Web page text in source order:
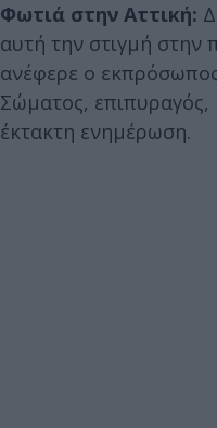
Φωτιά στην Αττική:
αυτή την στιγμή στην
ανέφερε ο
Σώματος, επιπυραγός,
έκτακτη ενημέρωση.